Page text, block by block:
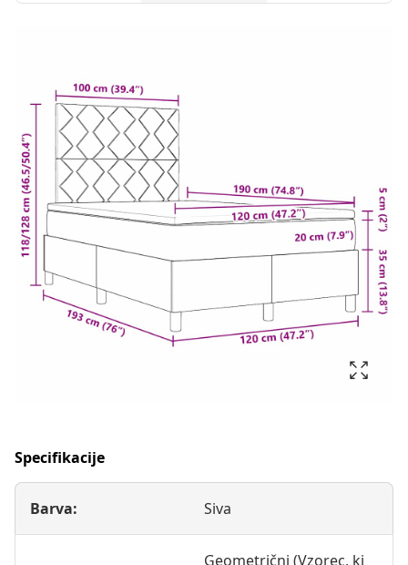
Specifikacije
Barva: Siva
Geometrični (Vzorec, ki